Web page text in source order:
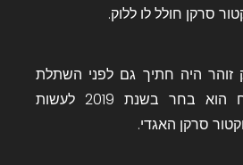
סרקן חולל לו ללוק.
זוהר היה חתיך גם לפני השתלת
השיער כשהיה קירח הוא בחר בשנת 2019 לעשות
סרקן האגדי.